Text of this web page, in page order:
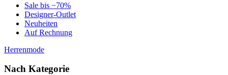
Sale bis −70%
Designer-Outlet
Neuheiten
Auf Rechnung
Herrenmode
Nach Kategorie